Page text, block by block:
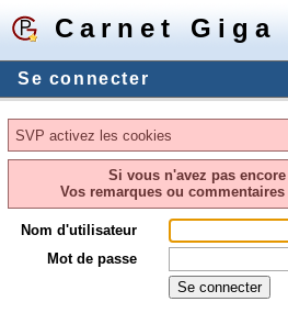
Carnet Giga
Se connecter
SVP activez les cookies
Si vous n'avez pas
Vos remarques ou
Nom d'utilisateur
Mot de passe